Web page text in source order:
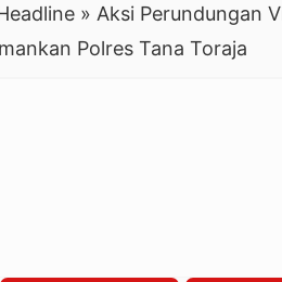
» Aksi Perundungan
Polres Tana Toraja